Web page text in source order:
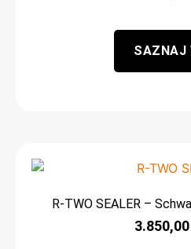
SAZNAJ
R-TWO SEALER –
3.850,00